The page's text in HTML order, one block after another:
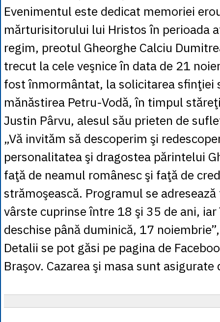
Evenimentul este dedicat memoriei
mărturisitorului lui Hristos în perioada
regim, preotul Gheorghe Calciu
trecut la cele veşnice în data de 21
fost înmormântat, la solicitarea sfinţiei
mănăstirea Petru-Vodă, în timpul
Justin Pârvu, alesul său prieten de
„Vă invităm să descoperim şi
personalitatea şi dragostea părintelui
faţă de neamul românesc şi faţă de
strămoşească. Programul se
vârste cuprinse între 18 şi 35 de ani,
deschise până duminică, 17
Detalii se pot găsi pe pagina de
Braşov. Cazarea şi masa sunt